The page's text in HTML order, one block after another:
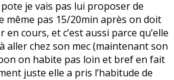
je vais pas lui proposer de
même pas 15/20min après on doit
cours, et c’est aussi parce qu’elle
aller chez son mec (maintenant son
on habite pas loin et bref en fait
juste elle a pris l’habitude de